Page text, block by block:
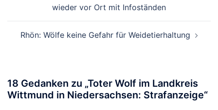
wieder vor Ort mit Infoständen
Rhön: Wölfe keine Gefahr für Weidetierhaltung
18 Gedanken zu „Toter Wolf im Landkreis
Wittmund in Niedersachsen: Strafanzeige“